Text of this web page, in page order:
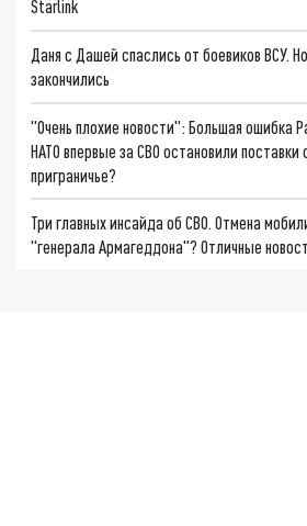
Starlink
Даня с Дашей спаслись от боевиков ВСУ.
закончились
"Очень плохие новости": Большая ошибка
НАТО впервые за СВО остановили
приграничье?
Три главных инсайда об СВО. Отмена
"генерала Армагеддона"? Отличные